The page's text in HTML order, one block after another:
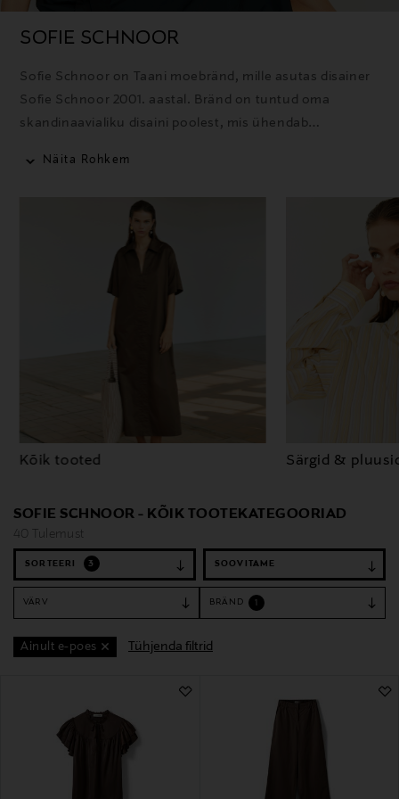
SOFIE SCHNOOR
Sofie Schnoor on Taani moebränd, mille asutas disainer
Sofie Schnoor 2001. aastal. Bränd on tuntud oma
skandinaavialiku disaini poolest, mis ühendab
Näita Rohkem
Kõik tooted Särgid &
SOFIE SCHNOOR - KÕIK TOOTEKATEGOORIAD
40 Tulemust
SORTEERI 3
VÄRV BRÄND
Ainult e-poes Tühjenda filtrid